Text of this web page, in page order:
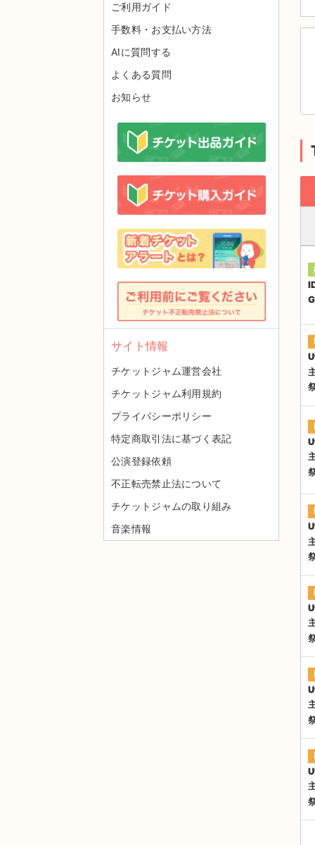
ご利用ガイド
手数料・お支払い方法
AIに質問する
よくある質問
お知らせ
サイト情報
チケットジャム運営会社
チケットジャム利用規約
プライバシーポリシー
特定商取引法に基づく表記
公演登録依頼
不正転売禁止法について
チケットジャムの取り組み
音楽情報